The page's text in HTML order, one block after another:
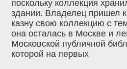
поскольку коллекция
здании. Владелец пришел
казну свою коллекцию с
она осталась в Москве и
Московской публичной
которой на первых